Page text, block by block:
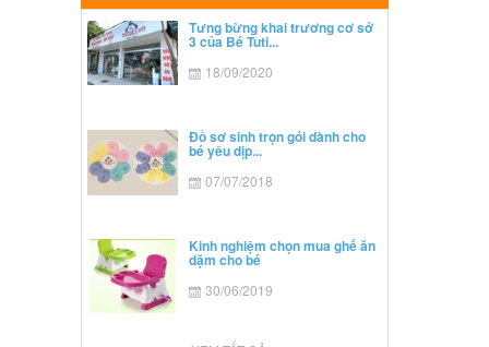
Tưng bừng khai trương cơ sở
3 của Bé Tuti...
18/09/2020
Đồ sơ sinh trọn gói dành cho
bé yêu dịp...
07/07/2018
Kinh nghiệm chọn mua ghế ăn
dặm cho bé
30/06/2019